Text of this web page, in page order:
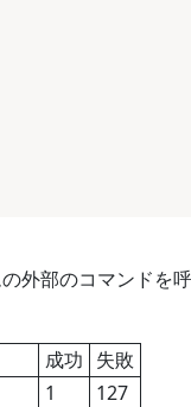
外部のコマンドを
成功 失敗
1
127